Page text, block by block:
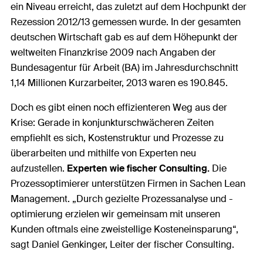
ein Niveau erreicht, das zuletzt auf dem Hochpunkt der
Rezession 2012/13 gemessen wurde. In der gesamten
deutschen Wirtschaft gab es auf dem Höhepunkt der
weltweiten Finanzkrise 2009 nach Angaben der
Bundesagentur für Arbeit (BA) im Jahresdurchschnitt
1,14 Millionen Kurzarbeiter, 2013 waren es 190.845.
Doch es gibt einen noch effizienteren Weg aus der
Krise: Gerade in konjunkturschwächeren Zeiten
empfiehlt es sich, Kostenstruktur und Prozesse zu
überarbeiten und mithilfe von Experten neu
aufzustellen. Experten wie fischer Consulting. Die
Prozessoptimierer unterstützen Firmen in Sachen Lean
Management. „Durch gezielte Prozessanalyse und -
optimierung erzielen wir gemeinsam mit unseren
Kunden oftmals eine zweistellige Kosteneinsparung“,
sagt Daniel Genkinger, Leiter der fischer Consulting.